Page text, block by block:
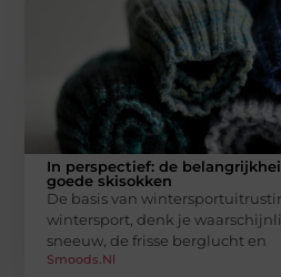
In perspectief: de
goede skisokken
De basis van
wintersport, denk je
sneeuw, de frisse berglucht en
Smoods.nl